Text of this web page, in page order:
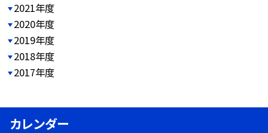
2021年度
2020年度
2019年度
2018年度
2017年度
カレンダー